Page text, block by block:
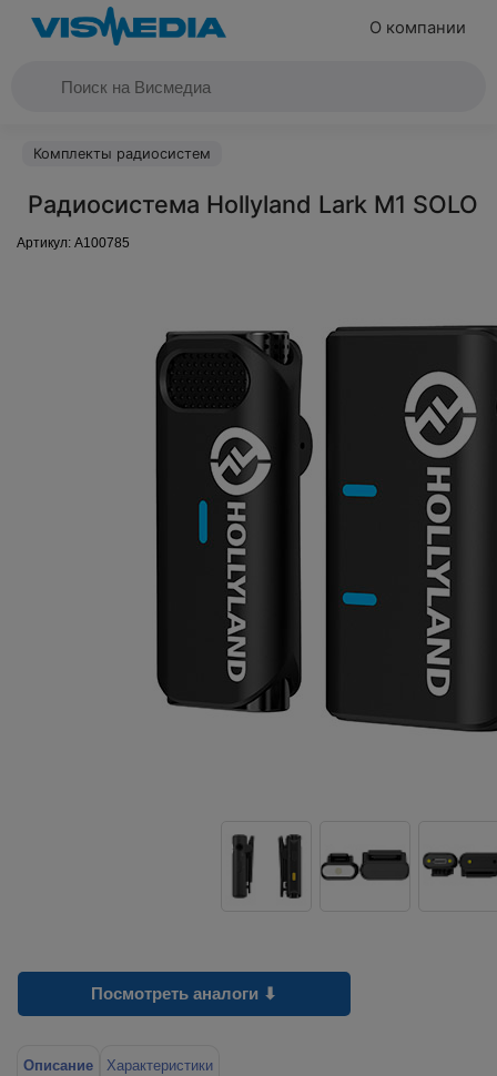
О компании
Комплекты радиосистем
Радиосистема Hollyland Lark M1 SOLO
Артикул: A100785
Посмотреть аналоги ⬇
Описание Характеристики